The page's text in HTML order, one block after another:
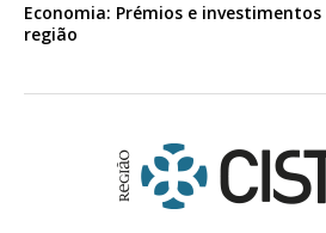
Economia: Prémios e
região